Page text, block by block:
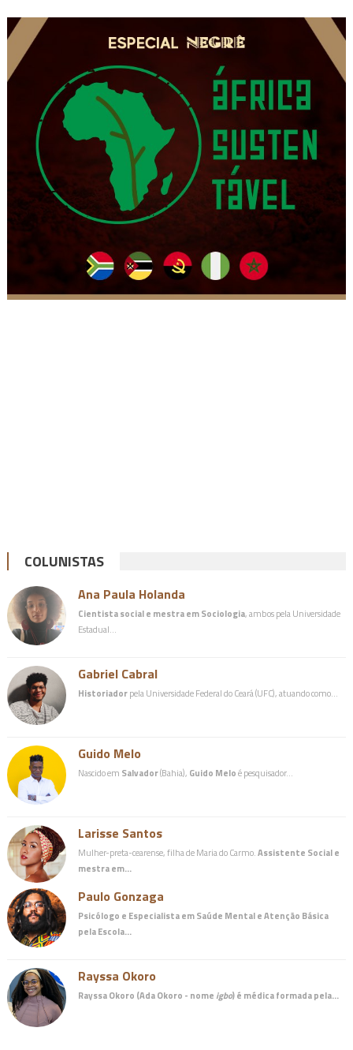
COLUNISTAS
Ana Paula Holanda
Cientista social e mestra em Sociologia, ambos pela Universidade
Estadual…
Gabriel Cabral
Historiadorpela Universidade Federal do Ceará (UFC), atuando como…
Guido Melo
Nascido em Salvador(Bahia), Guido Meloé pesquisador…
Larisse Santos
Mulher-preta-cearense, filha de Maria do Carmo.Assistente Social e
mestra em…
Paulo Gonzaga
Psicólogo e Especialista em Saúde Mental e Atenção Básica
pela Escola…
Rayssa Okoro
Rayssa Okoro (Ada Okoro - nome igbo) é médicaformada pela…